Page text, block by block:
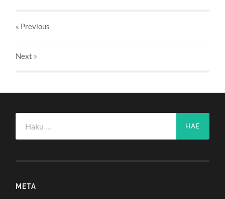
« Previous
Next »
META